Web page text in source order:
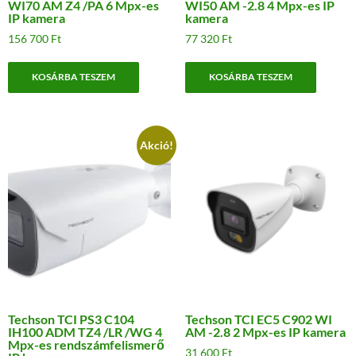
WI70 AM Z4 /PA 6 Mpx-es
IP kamera
156 700 Ft
KOSÁRBA TESZEM
WI50 AM -2.8 4 Mpx-es IP
kamera
77 320 Ft
KOSÁRBA TESZEM
Akció!
Techson TCI PS3 C104
IH100 ADM TZ4 /LR /WG 4
Mpx-es rendszámfelismerő
Techson TCI EC5 C902 WI
AM -2.8 2 Mpx-es IP kamera
31 600 Ft